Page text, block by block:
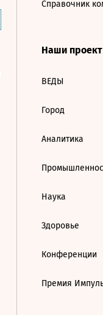
Справочник
Наши
ВЕДЫ
Город
Аналитика
Наука
Здоровье
Конференции
Премия